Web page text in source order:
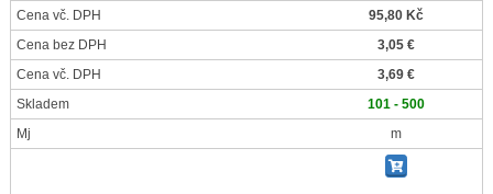
Cena vč. DPH
95,80 Kč
Cena bez DPH
3,05 €
Cena vč. DPH
3,69 €
Skladem
101 - 500
Mj
m